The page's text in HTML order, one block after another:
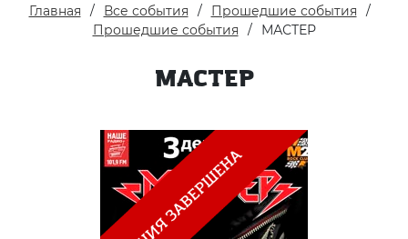
Главная Все события
Прошедшие события
Прошедшие события
МАСТЕР
МАСТЕР